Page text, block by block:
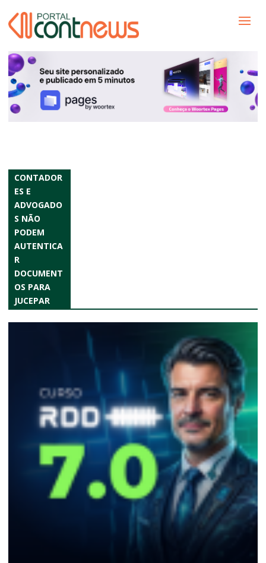
CONTADOR
ES E
ADVOGADO
S NÃO
PODEM
AUTENTICA
R
DOCUMENT
OS PARA
JUCEPAR